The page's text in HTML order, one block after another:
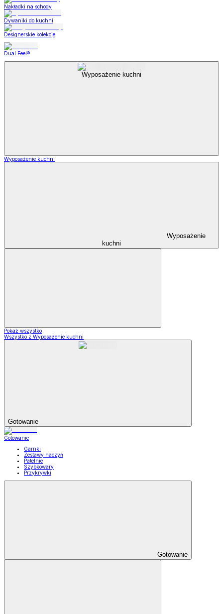
Nakładki na schody
Dywaniki do kuchni
Designerskie kolekcje
Dual Feel®
Wyposażenie kuchni
Wyposażenie kuchni
Wyposażenie
kuchni
Pokaż wszystko
Wszystko z Wyposażenie kuchni
Gotowanie
Gotowanie
Garnki
Zestawy naczyń
Patelnie
Szybkowary
Przykrywki
Gotowanie